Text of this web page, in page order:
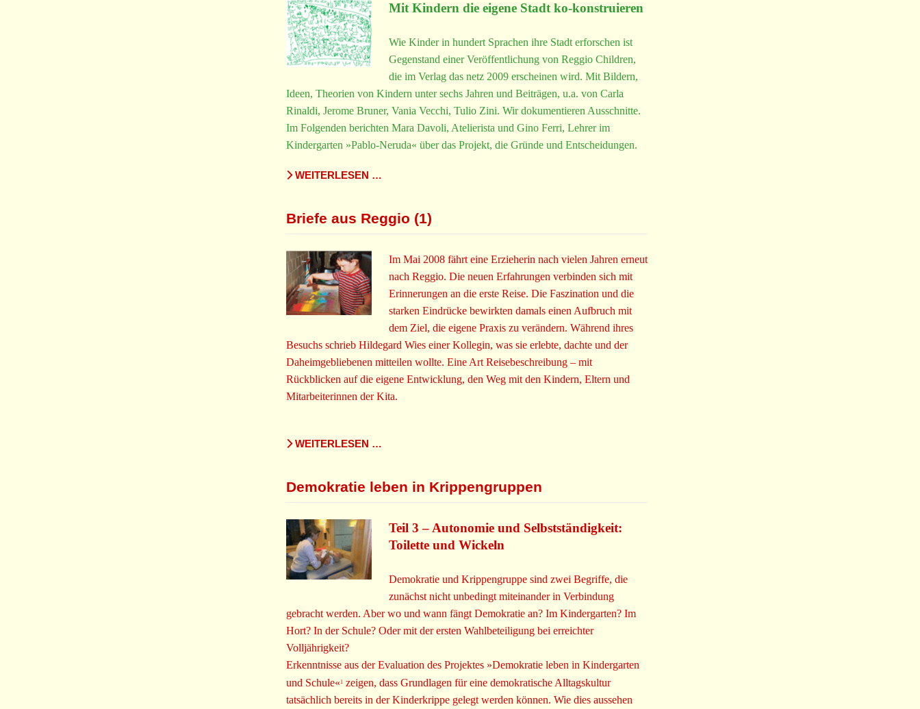
Mit Kindern die eigene Stadt ko-konstruieren
Wie Kinder in hundert Sprachen ihre Stadt erforschen ist
Gegenstand einer Veröffentlichung von Reggio Children,
die im Verlag das netz 2009 erscheinen wird. Mit Bildern,
Ideen, Theorien von Kindern unter sechs Jahren und Beiträgen, u.a. von Carla
Rinaldi, Jerome Bruner, Vania Vecchi, Tulio Zini. Wir dokumentieren Ausschnitte.
Im Folgenden berichten Mara Davoli, Atelierista und Gino Ferri, Lehrer im
Kindergarten »Pablo-Neruda« über das Projekt, die Gründe und Entscheidungen.
WEITERLESEN …
Briefe aus Reggio (1)
Im Mai 2008 fährt eine Erzieherin nach vielen Jahren erneut
nach Reggio. Die neuen Erfahrungen verbinden sich mit
Erinnerungen an die erste Reise. Die Faszination und die
starken Eindrücke bewirkten damals einen Aufbruch mit
dem Ziel, die eigene Praxis zu verändern. Während ihres
Besuchs schrieb Hildegard Wies einer Kollegin, was sie erlebte, dachte und der
Daheimgebliebenen mitteilen wollte. Eine Art Reisebeschreibung – mit
Rückblicken auf die eigene Entwicklung, den Weg mit den Kindern, Eltern und
Mitarbeiterinnen der Kita.
WEITERLESEN …
Demokratie leben in Krippengruppen
Teil 3 – Autonomie und Selbstständigkeit:
Toilette und Wickeln
Demokratie und Krippengruppe sind zwei Begriffe, die
zunächst nicht unbedingt miteinander in Verbindung
gebracht werden. Aber wo und wann fängt Demokratie an? Im Kindergarten? Im
Hort? In der Schule? Oder mit der ersten Wahlbeteiligung bei erreichter
Volljährigkeit?
Erkenntnisse aus der Evaluation des Projektes »Demokratie leben in Kindergarten
und Schule«1 zeigen, dass Grundlagen für eine demokratische Alltagskultur
tatsächlich bereits in der Kinderkrippe gelegt werden können. Wie dies aussehen